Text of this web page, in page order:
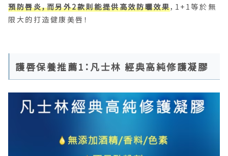
預防唇炎，而另外2款則能提供高效防曬效果，1+1等於無
限大的打造健康美唇！
護唇保養推薦1：凡士林 經典高純修護凝膠